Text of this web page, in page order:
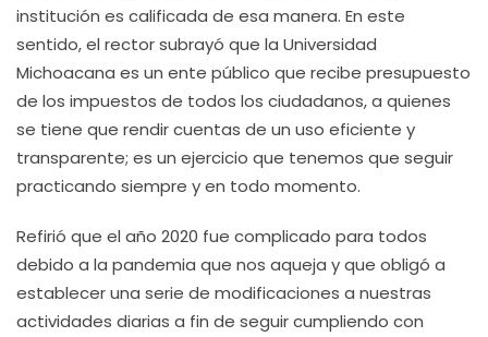
institución es calificada de esa manera. En este
sentido, el rector subrayó que la Universidad
Michoacana es un ente público que recibe presupuesto
de los impuestos de todos los ciudadanos, a quienes
se tiene que rendir cuentas de un uso eficiente y
transparente; es un ejercicio que tenemos que seguir
practicando siempre y en todo momento.
Refirió que el año 2020 fue complicado para todos
debido a la pandemia que nos aqueja y que obligó a
establecer una serie de modificaciones a nuestras
actividades diarias a fin de seguir cumpliendo con